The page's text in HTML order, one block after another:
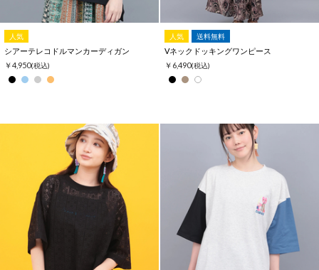
人気
シアーテレコドルマンカーディガン
￥4,950(税込)
人気 送料無料
Vネックドッキングワンピース
￥6,490(税込)